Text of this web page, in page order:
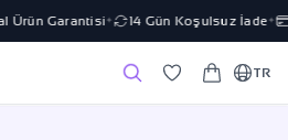
Garantisi✦ 14 Gün Koşulsuz İade✦
TR